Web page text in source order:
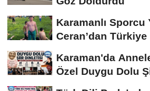
Karamanlı Sporcu
Ceran’dan
Karaman'da
Özel Duygu Dolu